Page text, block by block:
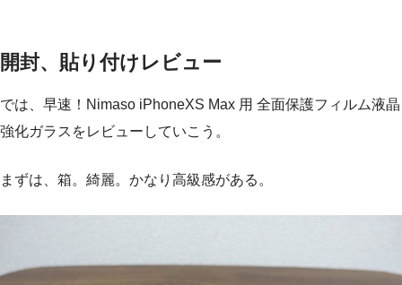
開封、貼り付けレビュー
では、早速！Nimaso iPhoneXS Max 用 全面保護フィルム液晶
強化ガラスをレビューしていこう。
まずは、箱。綺麗。かなり高級感がある。